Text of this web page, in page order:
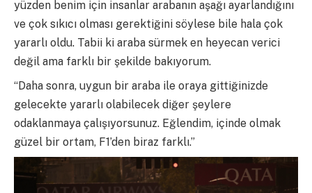
yüzden benim için insanlar arabanın aşağı ayarlandığını
ve çok sıkıcı olması gerektiğini söylese bile hala çok
yararlı oldu. Tabii ki araba sürmek en heyecan verici
değil ama farklı bir şekilde bakıyorum.
“Daha sonra, uygun bir araba ile oraya gittiğinizde
gelecekte yararlı olabilecek diğer şeylere
odaklanmaya çalışıyorsunuz. Eğlendim, içinde olmak
güzel bir ortam, F1’den biraz farklı.”